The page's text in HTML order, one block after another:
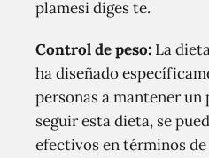
plamesi diges te.
Control de peso: La
ha diseñado
personas a mantener un
seguir esta dieta, se
efectivos en términos